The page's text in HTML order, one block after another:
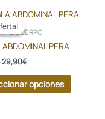
TU CUERPO
PERA
El
precio
original
era:
38,00€.
29,90€
El
precio
actual
29,90€.
opciones
Este
Las
opciones